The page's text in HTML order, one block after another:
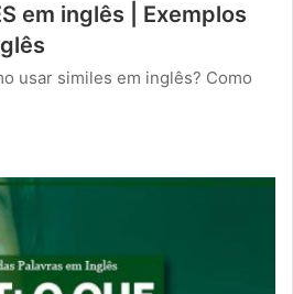
em inglês | Exemplos
usar similes em inglês? Como